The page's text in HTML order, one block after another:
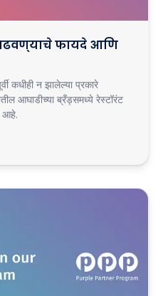
फायदे आणि
कधीही न झालेल्या प्रकारे
आघाडीच्या ब्रँड्समध्ये रेस्टॉरंट
आहे.